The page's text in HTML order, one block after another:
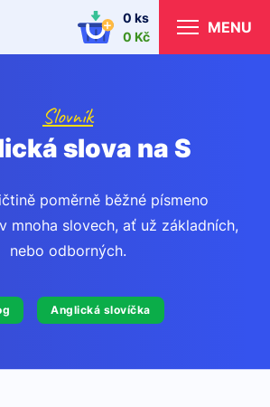
0 ks
0 Kč
MENU
Slovník
slova na S
poměrně běžné písmeno
mnoha slovech, ať už základních,
nebo odborných.
Anglická slovíčka